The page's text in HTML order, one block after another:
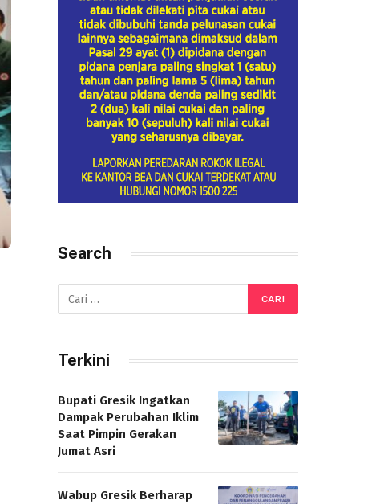
Search
Terkini
Bupati Gresik Ingatkan
Dampak Perubahan Iklim
Saat Pimpin Gerakan
Jumat Asri
Wabup Gresik Berharap